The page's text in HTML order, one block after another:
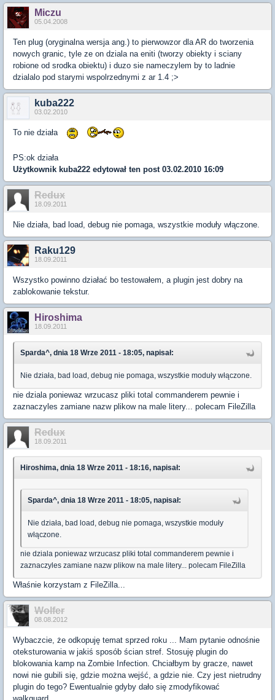
Miczu
05.04.2008
Ten plug (oryginalna wersja ang.) to pierwowzor dla AR do tworzenia
nowych granic, tyle ze on dziala na eniti (tworzy obiekty i sciany
robione od srodka obiektu) i duzo sie nameczylem by to ladnie
dzialalo pod starymi wspolrzednymi z ar 1.4 ;>
kuba222
03.02.2010
To nie działa
PS:ok działa
Użytkownik kuba222 edytował ten post 03.02.2010 16:09
Redux
18.09.2011
Nie działa, bad load, debug nie pomaga, wszystkie moduły włączone.
Raku129
18.09.2011
Wszystko powinno działać bo testowałem, a plugin jest dobry na
zablokowanie tekstur.
Hiroshima
18.09.2011
Sparda^, dnia 18 Wrze 2011 - 18:05, napisał:
Nie działa, bad load, debug nie pomaga, wszystkie moduły włączone.
nie dziala poniewaz wrzucasz pliki total commanderem pewnie i
zaznaczyles zamiane nazw plikow na male litery... polecam FileZilla
Redux
18.09.2011
Hiroshima, dnia 18 Wrze 2011 - 18:16, napisał:
Sparda^, dnia 18 Wrze 2011 - 18:05, napisał:
Nie działa, bad load, debug nie pomaga, wszystkie moduły
włączone.
nie dziala poniewaz wrzucasz pliki total commanderem pewnie i
zaznaczyles zamiane nazw plikow na male litery... polecam FileZilla
Właśnie korzystam z FileZilla...
Wolfer
08.08.2012
Wybaczcie, że odkopuję temat sprzed roku ... Mam pytanie odnośnie
oteksturowania w jakiś sposób ścian stref. Stosuję plugin do
blokowania kamp na Zombie Infection. Chciałbym by gracze, nawet
nowi nie gubili się, gdzie można wejść, a gdzie nie. Czy jest nietrudny
plugin do tego? Ewentualnie gdyby dało się zmodyfikować